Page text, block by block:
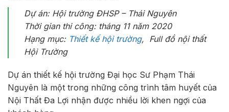
Dự án: Hội trường ĐHSP – Thái Nguyên
Thời gian thi công: tháng 11 năm 2020
Hạng mục: Thiết kế hội trường, Full đồ nội thất
Hội Trường
Dự án thiết kế hội trường Đại học Sư Phạm Thái
Nguyên là một trong những công trình tâm huyết của
Nội Thất Đa Lợi nhận được nhiều lời khen ngợi của